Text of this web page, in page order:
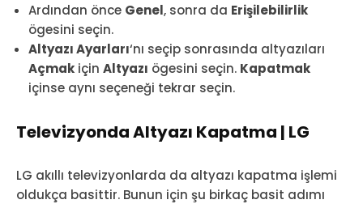
Ardından önce Genel, sonra da Erişilebilirlik
ögesini seçin.
Altyazı Ayarları‘nı seçip sonrasında altyazıları
Açmak için Altyazı ögesini seçin. Kapatmak
içinse aynı seçeneği tekrar seçin.
Televizyonda Altyazı Kapatma | LG
LG akıllı televizyonlarda da altyazı kapatma işlemi
oldukça basittir. Bunun için şu birkaç basit adımı